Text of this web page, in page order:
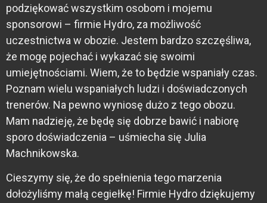
podziękować wszystkim osobom i mojemu
sponsorowi – firmie Hydro, za możliwość
uczestnictwa w obozie. Jestem bardzo szczęśliwa,
że mogę pojechać i wykazać się swoimi
umiejętnościami. Wiem, że to będzie wspaniały czas.
Poznam wielu wspaniałych ludzi i doświadczonych
trenerów. Na pewno wyniosę dużo z tego obozu.
Mam nadzieję, że będę się dobrze bawić i nabiorę
sporo doświadczenia – uśmiecha się Julia
Machnikowska.
Cieszymy się, że do spełnienia tego marzenia
dołożyliśmy małą cegiełkę! Firmie Hydro dziękujemy